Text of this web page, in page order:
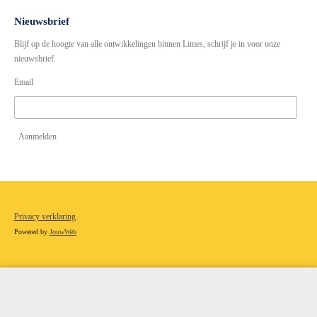
t
g
r
m
e
o
o
Nieuwsbrief
Blijf op de hoogte van alle ontwikkelingen binnen Limes, schrijf je in voor onze
nieuwsbrief.
Email
Aanmelden
Privacy verklaring
Powered by JouwWeb